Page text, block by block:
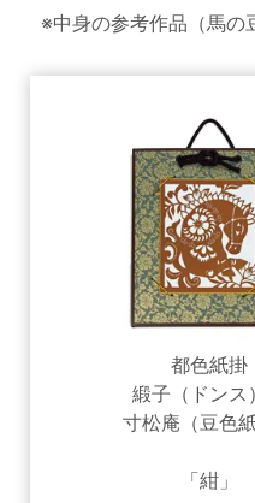
※中身の参考作品（馬の
都色紙掛
緞子（ドンス
寸松庵（豆色
「紺」